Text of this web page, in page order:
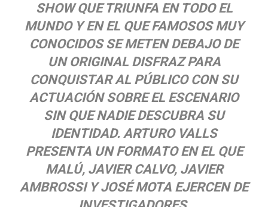
SHOW QUE TRIUNFA EN TODO EL
MUNDO Y EN EL QUE FAMOSOS MUY
CONOCIDOS SE METEN DEBAJO DE
UN ORIGINAL DISFRAZ PARA
CONQUISTAR AL PÚBLICO CON SU
ACTUACIÓN SOBRE EL ESCENARIO
SIN QUE NADIE DESCUBRA SU
IDENTIDAD. ARTURO VALLS
PRESENTA UN FORMATO EN EL QUE
MALÚ, JAVIER CALVO, JAVIER
AMBROSSI Y JOSÉ MOTA EJERCEN DE